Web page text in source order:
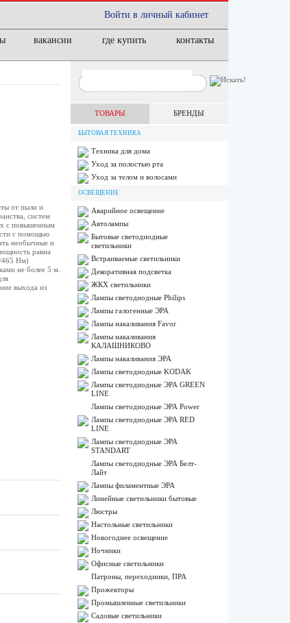
Войти в личный кабинет
вакансии где купить контакты
от пыли и
систем
с повышенным
с помощью
необычные и
равна
465 Нм)
не более 5 м.
выхода из
ТОВАРЫ БРЕНДЫ
БЫТОВАЯ ТЕХНИКА
Техника для дома
Уход за полостью рта
Уход за телом и волосами
ОСВЕЩЕНИЕ
Аварийное освещение
Автолампы
Бытовые светодиодные
светильники
Встраиваемые светильники
Декоративная подсветка
ЖКХ светильники
Лампы cветодиодные Philips
Лампы галогенные ЭРА
Лампы накаливания Favor
Лампы накаливания
КАЛАШНИКОВО
Лампы накаливания ЭРА
Лампы светодиодные KODAK
Лампы светодиодные ЭРА GREEN
LINE
Лампы светодиодные ЭРА Power
Лампы светодиодные ЭРА RED
LINE
Лампы светодиодные ЭРА
STANDART
Лампы светодиодные ЭРА Белт-
Лайт
Лампы филаментные ЭРА
Линейные светильники бытовые
Люстры
Настольные светильники
Новогоднее освещение
Ночники
Офисные светильники
Патроны, переходники, ПРА
Прожекторы
Промышленные светильники
Садовые светильники